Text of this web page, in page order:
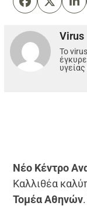
Virus
Το
Νέο Κέντρο
Καλλιθέα
Τομέα Αθηνών